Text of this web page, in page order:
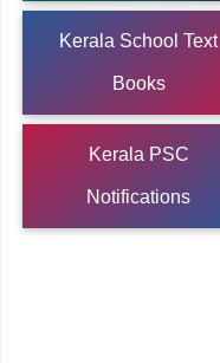
Kerala School Text
Books
Kerala PSC
Notifications